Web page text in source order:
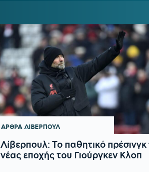
ΑΡΘΡΑ ΛΙΒΕΡΠΟΥΛ
Λίβερπουλ: Το παθητικό πρέσινγκ
νέας εποχής του Γιούργκεν Κλοπ